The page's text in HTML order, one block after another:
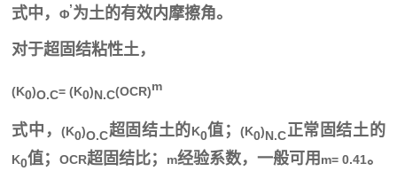
式中，Φ’为土的有效内摩擦角。
对于超固结粘性土，
(K0)O.C= (K0)N.C(OCR)m
式中，(K0)O.C超固结土的K0值；(K0)N.C正常固结土的
K0值；OCR超固结比； m经验系数，一般可用 m= 0.41。